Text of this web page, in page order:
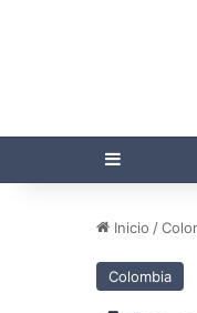
Barra
Inicio /
Colombia